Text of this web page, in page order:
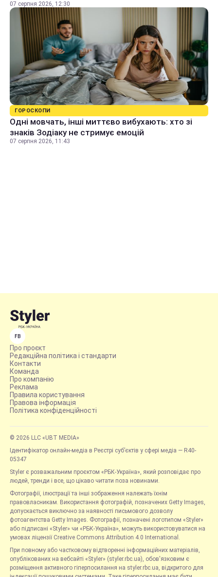
07 серпня 2026, 12:30
ГОРОСКОПИ
Одні мовчать, інші миттєво вибухають: хто зі
знаків Зодіаку не стримує емоцій
07 серпня 2026, 11:43
FB
Про проєкт
Редакційна політика і стандарти
Контакти
Команда
Про компанію
Реклама
Правила користування
Правова інформація
Політика конфіденційності
© 2026 LLC «UBT MEDIA»
Ідентифікатор онлайн-медіа в Реєстрі суб’єктів у сфері медіа — R40-
05347
Styler є розважальним проєктом «РБК-Україна», який розповідає про
людей, тренди і все, що цікаво читати поза новинами.
Фотографії, ілюстрації та інші зображення належать їхнім
правовласникам. Використання фотографій, позначених Getty Images,
допускається виключно за наявності письмового дозволу
фотоагентства Getty Images. Фотографії, позначені логотипом «Styler»
або підписані «Styler» чи «РБК-Україна», можуть використовуватися на
умовах ліцензії Creative Commons Attribution 4.0 International.
При повному або частковому відтворенні інформаційних матеріалів,
опублікованих на вебсайті «Styler» (styler.rbc.ua), обов'язковим є
розміщення активного гіперпосилання на styler.rbc.ua, відкритого для